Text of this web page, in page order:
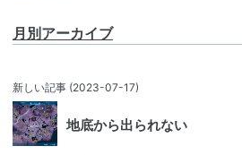
月別アーカイブ
新しい記事 (2023-07-17)
地底から出られない